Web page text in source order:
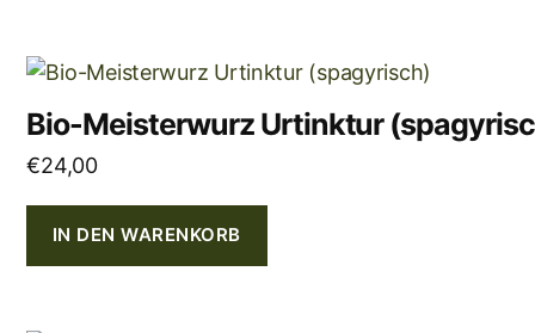
Bio-Meisterwurz Urtinktur
€24,00
IN DEN WARENKORB